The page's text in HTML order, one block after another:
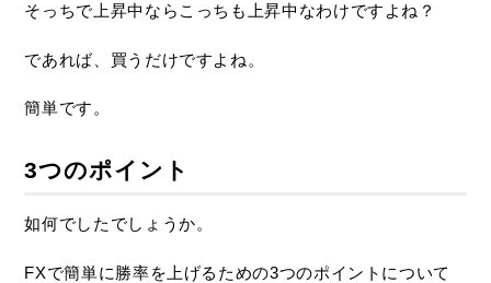
そっちで上昇中ならこっちも上昇中なわけですよね？
であれば、買うだけですよね。
簡単です。
3つのポイント
如何でしたでしょうか。
FXで簡単に勝率を上げるための3つのポイントについて